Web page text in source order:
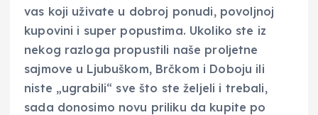
vas koji uživate u dobroj ponudi, povoljnoj
kupovini i super popustima. Ukoliko ste iz
nekog razloga propustili naše proljetne
sajmove u Ljubuškom, Brčkom i Doboju ili
niste „ugrabili“ sve što ste željeli i trebali,
sada donosimo novu priliku da kupite po